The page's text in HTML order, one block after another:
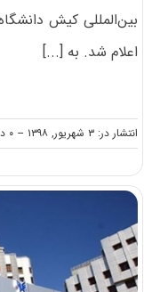
اعلام شد. به [...]
انتشار در: ۳ شهریور, ۱۳۹۸ -- ۰ دیدگاه